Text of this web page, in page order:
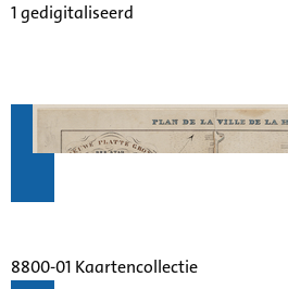
1 gedigitaliseerd
8800-01 Kaartencollectie